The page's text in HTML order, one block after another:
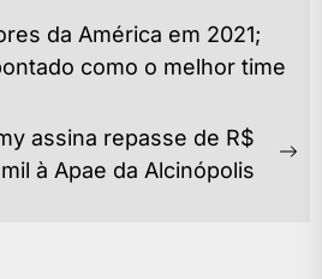
da América em 2021;
como o melhor time
assina repasse de R$
à Apae da Alcinópolis